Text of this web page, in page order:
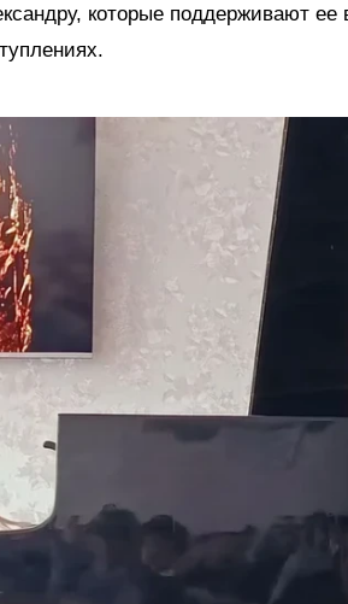
которые поддерживают ее